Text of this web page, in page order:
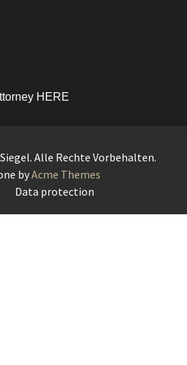
HERE
Alle Rechte Vorbehalten.
byAcme Themes
Data protection